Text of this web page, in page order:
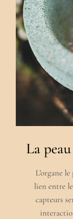
La
L’organe
lien entre
capteurs